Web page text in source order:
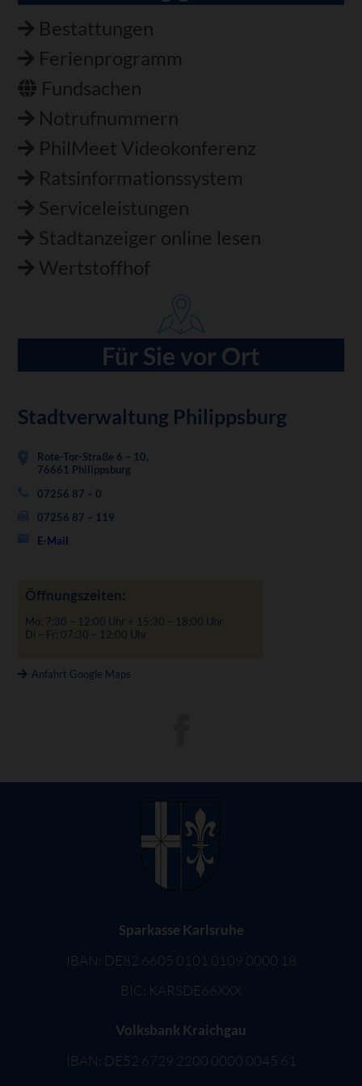
Bestattungen
Ferienprogramm
Fundsachen
Notrufnummern
PhilMeet Videokonferenz
Ratsinformationssystem
Serviceleistungen
Stadtanzeiger online lesen
Wertstoffhof
Für Sie vor Ort
Stadtverwaltung Philippsburg
Rote-Tor-Straße 6 – 10,
76661 Philippsburg
07256 87 – 0
07256 87 – 119
E-Mail
Öffnungszeiten:
Mo: 7:30 – 12:00 Uhr + 15:30 – 18:00 Uhr
Di – Fr: 07:30 – 12:00 Uhr
Anfahrt Google Maps
Sparkasse Karlsruhe
IBAN: DE82 6605 0101 0109 0000 18
BIC: KARSDE66XXX
Volksbank Kraichgau
IBAN: DE52 6729 2200 0000 0045 61